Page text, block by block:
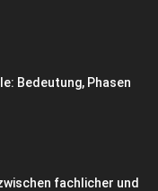
Bedeutung, Phasen
fachlicher und